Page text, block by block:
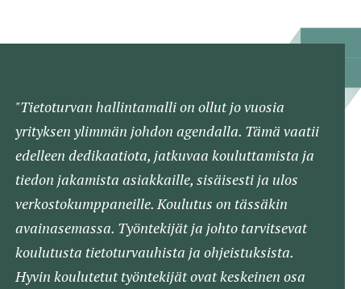
"Tietoturvan hallintamalli on ollut jo vuosia
yrityksen ylimmän johdon agendalla. Tämä vaatii
edelleen dedikaatiota, jatkuvaa kouluttamista ja
tiedon jakamista asiakkaille, sisäisesti ja ulos
verkostokumppaneille. Koulutus on tässäkin
avainasemassa. Työntekijät ja johto tarvitsevat
koulutusta tietoturvauhista ja ohjeistuksista.
Hyvin koulutetut työntekijät ovat keskeinen osa